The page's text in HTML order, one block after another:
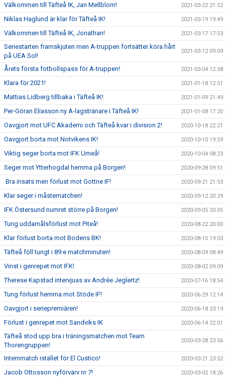
Välkommen till Täfteå IK, Jan Mellblom! 2021-03-22 21:52
Niklas Haglund är klar för Täfteå IK! 2021-03-19 19:49
Välkommen till Täfteå IK, Jonathan! 2021-03-17 17:53
Seriestarten framskjuten men A-truppen fortsätter köra hårt
på UEA Sol!
2021-03-12 09:09
Årets första fotbollspass för A-truppen! 2021-03-04 12:58
Klara för 2021! 2021-01-18 12:51
Mattias Lidberg tillbaka i Täfteå IK! 2021-01-09 21:49
Per-Göran Eliasson ny A-lagstränare i Täfteå IK! 2021-01-08 17:20
Oavgjort mot UFC Akademi och Täfteå kvar i division 2! 2020-10-18 22:21
Oavgjort borta mot Notvikens IK! 2020-10-10 19:59
Viktig seger borta mot IFK Umeå! 2020-10-04 08:23
Seger mot Ytterhogdal hemma på Borgen! 2020-09-28 09:51
Bra insats men förlust mot Gottne IF! 2020-09-21 21:53
Klar seger i måstematchen! 2020-09-12 20:29
IFK Östersund numret större på Borgen! 2020-09-05 20:05
Tung uddamålsförlust mot Piteå! 2020-08-22 20:00
Klar förlust borta mot Bodens BK! 2020-08-15 19:03
Täfteå föll tungt i 89:e matchminuten! 2020-08-09 08:49
Vinst i genrepet mot IFK! 2020-08-02 09:09
Therese Kapstad intervjuas av Andrée Jeglertz! 2020-07-16 18:54
Tung förlust hemma mot Stöde IF! 2020-06-29 12:14
Oavgjort i seriepremiären! 2020-06-18 23:19
Förlust i genrepet mot Sandviks IK 2020-06-14 22:01
Täfteå stod upp bra i träningsmatchen mot Team
Thorengruppen!
2020-03-28 23:56
Internmatch istället för El Custico! 2020-03-21 23:52
Jacob Ottosson nyförvärv nr 7! 2020-03-02 18:26